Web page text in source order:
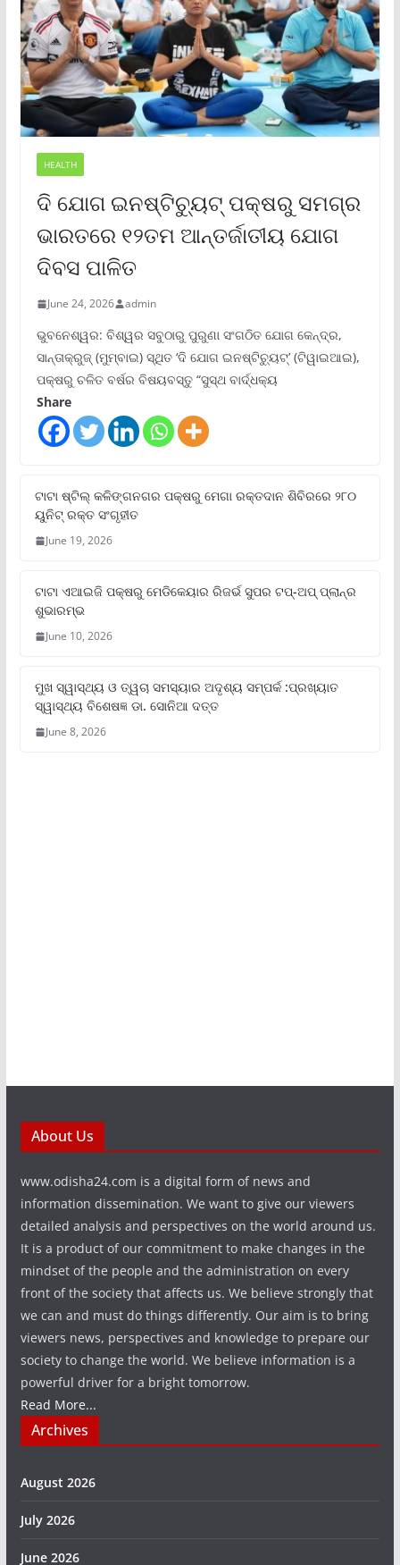
HEALTH
ଦି ଯୋଗ ଇନଷ୍ଟିଚ୍ୟୁଟ୍ ପକ୍ଷରୁ ସମଗ୍ର
ଭାରତରେ ୧୨ତମ ଆନ୍ତର୍ଜାତୀୟ ଯୋଗ
ଦିବସ ପାଳିତ
June 24, 2026 admin
ଭୁବନେଶ୍ୱର: ବିଶ୍ୱର ସବୁଠାରୁ ପୁରୁଣା ସଂଗଠିତ ଯୋଗ କେନ୍ଦ୍ର,
ସାନ୍ତାକ୍ରୁଜ୍ (ମୁମ୍ବାଇ) ସ୍ଥିତ ‘ଦି ଯୋଗ ଇନଷ୍ଟିଚ୍ୟୁଟ୍‌’ (ଟିୱାଇଆଇ),
ପକ୍ଷରୁ ଚଳିତ ବର୍ଷର ବିଷୟବସ୍ତୁ “ସୁସ୍ଥ ବାର୍ଦ୍ଧକ୍ୟ
Share
ଟାଟା ଷ୍ଟିଲ୍‌ କଳିଙ୍ଗନଗର ପକ୍ଷରୁ ମେଗା ରକ୍ତଦାନ ଶିବିରରେ ୨୮୦
ୟୁନିଟ୍‌ ରକ୍ତ ସଂଗୃହୀତ
June 19, 2026
ଟାଟା ଏଆଇଜି ପକ୍ଷରୁ ମେଡିକେୟାର ରିଜର୍ଭ ସୁପର ଟପ୍‌-ଅପ୍ ପ୍ଲାନ୍‌ର
ଶୁଭାରମ୍ଭ
June 10, 2026
ମୁଖ ସ୍ୱାସ୍ଥ୍ୟ ଓ ତ୍ୱଚା ସମସ୍ୟାର ଅଦୃଶ୍ୟ ସମ୍ପର୍କ :ପ୍ରଖ୍ୟାତ
ସ୍ୱାସ୍ଥ୍ୟ ବିଶେଷଜ୍ଞ ଡା. ସୋନିଆ ଦତ୍ତ
June 8, 2026
About Us
www.odisha24.com is a digital form of news and
information dissemination. We want to give our viewers
detailed analysis and perspectives on the world around us.
It is a product of our commitment to make changes in the
mindset of the people and the administration on every
front of the society that affects us. We believe strongly that
we can and must do things differently. Our aim is to bring
viewers news, perspectives and knowledge to prepare our
society to change the world. We believe information is a
powerful driver for a bright tomorrow.
Read More...
Archives
August 2026
July 2026
June 2026